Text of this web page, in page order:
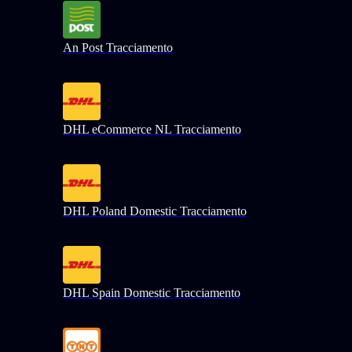
An Post Tracciamento
DHL eCommerce NL Tracciamento
DHL Poland Domestic Tracciamento
DHL Spain Domestic Tracciamento